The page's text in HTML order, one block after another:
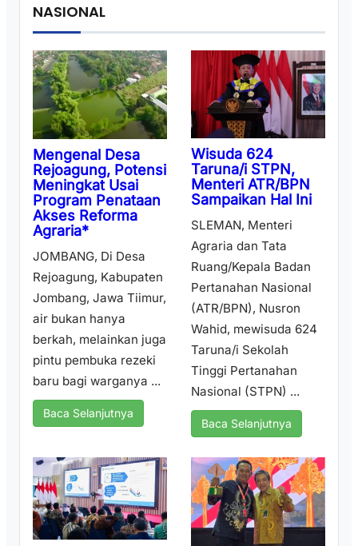
NASIONAL
Mengenal Desa
Rejoagung, Potensi
Meningkat Usai
Program Penataan
Akses Reforma
Agraria*
JOMBANG, Di Desa
Rejoagung, Kabupaten
Jombang, Jawa Tiimur,
air bukan hanya
berkah, melainkan juga
pintu pembuka rezeki
baru bagi warganya ...
Baca Selanjutnya
Wisuda 624
Taruna/i STPN,
Menteri ATR/BPN
Sampaikan Hal Ini
SLEMAN, Menteri
Agraria dan Tata
Ruang/Kepala Badan
Pertanahan Nasional
(ATR/BPN), Nusron
Wahid, mewisuda 624
Taruna/i Sekolah
Tinggi Pertanahan
Nasional (STPN) ...
Baca Selanjutnya